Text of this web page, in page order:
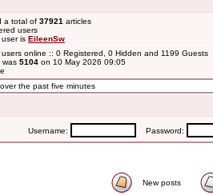
a total of 37921 articles
users
is EileenSw
users online :: 0 Registered, 0 Hidden and 1199
was 5104 on 10 May 2026 09:05
the past five minutes
Username: Password:
New posts